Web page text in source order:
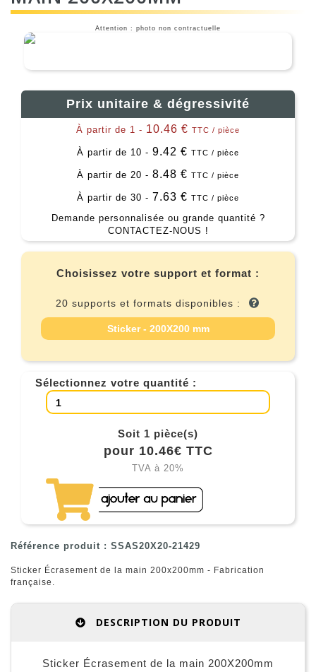
Attention : photo non contractuelle
Prix unitaire & dégressivité
À partir de 1 - 10.46 € TTC / pièce
À partir de 10 - 9.42 € TTC / pièce
À partir de 20 - 8.48 € TTC / pièce
À partir de 30 - 7.63 € TTC / pièce
Demande personnalisée ou grande quantité ?
CONTACTEZ-NOUS !
Choisissez votre support et format :
20 supports et formats disponibles :
Sticker - 200X200 mm
Sélectionnez votre quantité :
Soit 1 pièce(s)
pour 10.46€ TTC
TVA à 20%
Référence produit : SSAS20X20-21429
Sticker Écrasement de la main 200x200mm - Fabrication
française.
DESCRIPTION DU PRODUIT
Sticker Écrasement de la main 200X200mm